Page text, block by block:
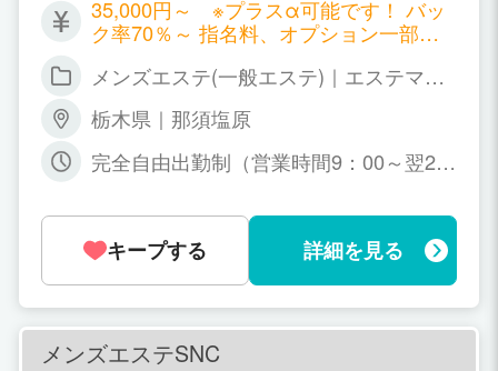
35,000円～ ※プラスα可能です！ バッ
ク率70％～ 指名料、オプション一部フ
たします。
メンズエステ(一般エステ)｜エステマッ
栃木県｜那須塩原
完全自由出勤制（営業時間9：00～翌2：
日から出勤可能です。自分のライフスタ
イルに合ったお時間でご相談ください。
キープする 詳細を見る
メンズエステSNC